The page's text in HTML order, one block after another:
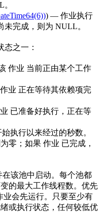
) — 作业执行
未完成，则为 NULL。
之一：
作业 当前正由某个工作
业 正在等待其依赖项完
已准备好执行，正在等
执行以来经过的秒数。
零；如果 作业 已完成，
在该池中启动。每个池都
的最大工作线程数。优先
业会先运行。只要至少有
或执行状态，任何较低优